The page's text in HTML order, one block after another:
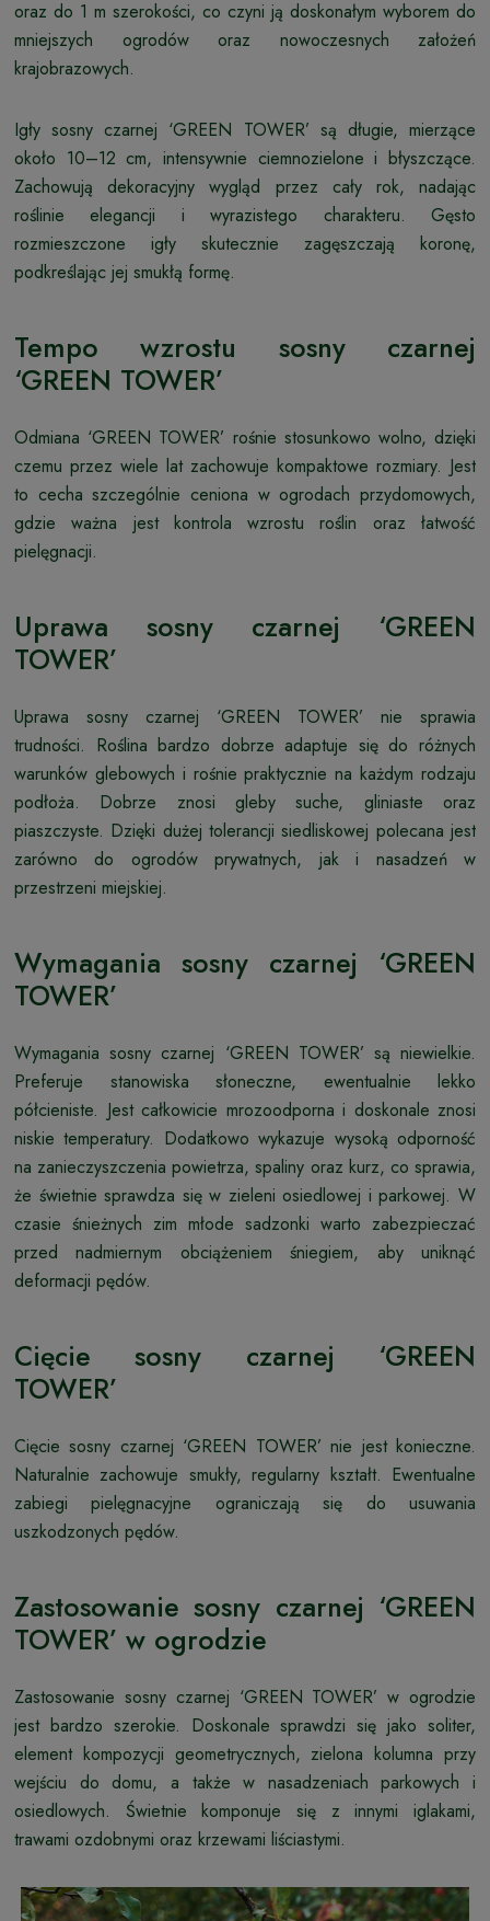
oraz do 1 m szerokości, co czyni ją doskonałym wyborem do
mniejszych ogrodów oraz nowoczesnych założeń
krajobrazowych.
Igły sosny czarnej ‘GREEN TOWER’ są długie, mierzące
około 10–12 cm, intensywnie ciemnozielone i błyszczące.
Zachowują dekoracyjny wygląd przez cały rok, nadając
roślinie elegancji i wyrazistego charakteru. Gęsto
rozmieszczone igły skutecznie zagęszczają koronę,
podkreślając jej smukłą formę.
Tempo wzrostu sosny czarnej
‘GREEN TOWER’
Odmiana ‘GREEN TOWER’ rośnie stosunkowo wolno, dzięki
czemu przez wiele lat zachowuje kompaktowe rozmiary. Jest
to cecha szczególnie ceniona w ogrodach przydomowych,
gdzie ważna jest kontrola wzrostu roślin oraz łatwość
pielęgnacji.
Uprawa sosny czarnej ‘GREEN
TOWER’
Uprawa sosny czarnej ‘GREEN TOWER’ nie sprawia
trudności. Roślina bardzo dobrze adaptuje się do różnych
warunków glebowych i rośnie praktycznie na każdym rodzaju
podłoża. Dobrze znosi gleby suche, gliniaste oraz
piaszczyste. Dzięki dużej tolerancji siedliskowej polecana jest
zarówno do ogrodów prywatnych, jak i nasadzeń w
przestrzeni miejskiej.
Wymagania sosny czarnej ‘GREEN
TOWER’
Wymagania sosny czarnej ‘GREEN TOWER’ są niewielkie.
Preferuje stanowiska słoneczne, ewentualnie lekko
półcieniste. Jest całkowicie mrozoodporna i doskonale znosi
niskie temperatury. Dodatkowo wykazuje wysoką odporność
na zanieczyszczenia powietrza, spaliny oraz kurz, co sprawia,
że świetnie sprawdza się w zieleni osiedlowej i parkowej. W
czasie śnieżnych zim młode sadzonki warto zabezpieczać
przed nadmiernym obciążeniem śniegiem, aby uniknąć
deformacji pędów.
Cięcie sosny czarnej ‘GREEN
TOWER’
Cięcie sosny czarnej ‘GREEN TOWER’ nie jest konieczne.
Naturalnie zachowuje smukły, regularny kształt. Ewentualne
zabiegi pielęgnacyjne ograniczają się do usuwania
uszkodzonych pędów.
Zastosowanie sosny czarnej ‘GREEN
TOWER’ w ogrodzie
Zastosowanie sosny czarnej ‘GREEN TOWER’ w ogrodzie
jest bardzo szerokie. Doskonale sprawdzi się jako soliter,
element kompozycji geometrycznych, zielona kolumna przy
wejściu do domu, a także w nasadzeniach parkowych i
osiedlowych. Świetnie komponuje się z innymi iglakami,
trawami ozdobnymi oraz krzewami liściastymi.